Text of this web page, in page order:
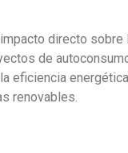
directo sobre
de
eficiencia
renovables.